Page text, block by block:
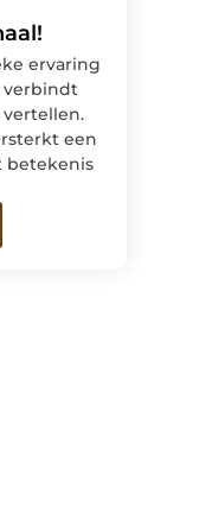
ervaring
verbindt
een
betekenis